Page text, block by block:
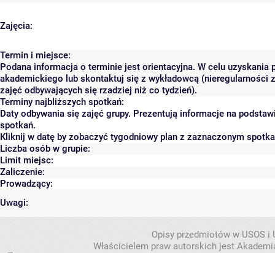
Zajęcia:
Termin i miejsce:
Podana informacja o terminie jest orientacyjna. W celu
akademickiego lub skontaktuj się z wykładowcą (nieregularności
zajęć odbywających się rzadziej niż co tydzień).
Terminy najbliższych spotkań:
Daty odbywania się zajęć grupy. Prezentują informacje na
spotkań.
Kliknij w datę by zobaczyć tygodniowy plan z zaznaczonym
Liczba osób w grupie:
Limit miejsc:
Zaliczenie:
Prowadzący:
Uwagi:
Opisy przedmiotów w USOS
Właścicielem praw autorskich jest